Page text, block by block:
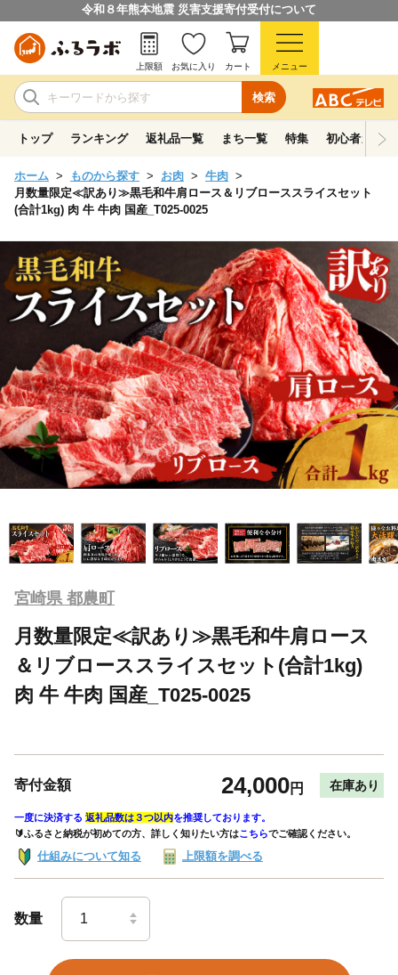
令和８年熊本地震 災害支援寄付受付について
検索
上限額 お気に入り カート メニュー
トップ ランキング 返礼品一覧 まち一覧 特集 初心者ガイド
ホーム ものから探す お肉
牛肉
月数量限定≪訳あり≫黒毛和牛肩ロース＆リブローススライスセット
(合計1kg) 肉 牛 牛肉 国産_T025-0025
宮崎県 都農町
月数量限定≪訳あり≫黒毛和牛肩ロース
＆リブローススライスセット(合計1kg)
肉 牛 牛肉 国産_T025-0025
寄付金額 24,000円 在庫あり
一度に決済する 返礼品数は３つ以内を推奨しております。
🔰ふるさと納税が初めての方、詳しく知りたい方はこちらでご確認ください。
仕組みについて知る 上限額を調べる
数量